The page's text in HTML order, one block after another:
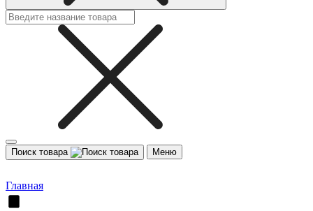
Поиск товара Меню
Главная